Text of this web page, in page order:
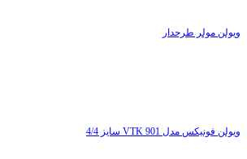
ویولن مولر طرحدار
ویولن فونیکس مدل VTK 901 سایز 4/4